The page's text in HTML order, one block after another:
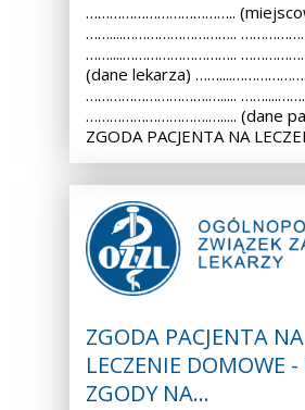
………………………………..
……....………………………..
……....………………………..
(dane lekarza)
………………………….….....
………………………….…..... (dane
ZGODA PACJENTA NA
ZGODA PACJENTA NA
LECZENIE DOMOWE -
ZGODY NA…